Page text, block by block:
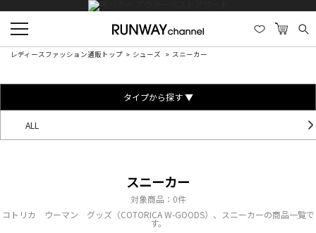
レディースファッション通販トップ シューズ スニーカー
タイプから探す ▼
ALL
スニーカー
対象商品： 0件
コトリカ ウーマン グッズ（COTORICA W-GOODS）、スニーカーの商品一覧で
す。